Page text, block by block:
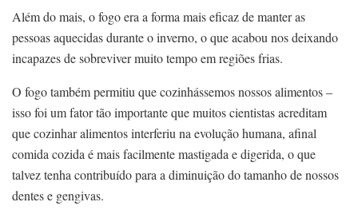
Além do mais, o fogo era a forma mais eficaz de manter as
pessoas aquecidas durante o inverno, o que acabou nos deixando
incapazes de sobreviver muito tempo em regiões frias.
O fogo também permitiu que cozinhássemos nossos alimentos –
isso foi um fator tão importante que muitos cientistas acreditam
que cozinhar alimentos interferiu na evolução humana, afinal
comida cozida é mais facilmente mastigada e digerida, o que
talvez tenha contribuído para a diminuição do tamanho de nossos
dentes e gengivas.